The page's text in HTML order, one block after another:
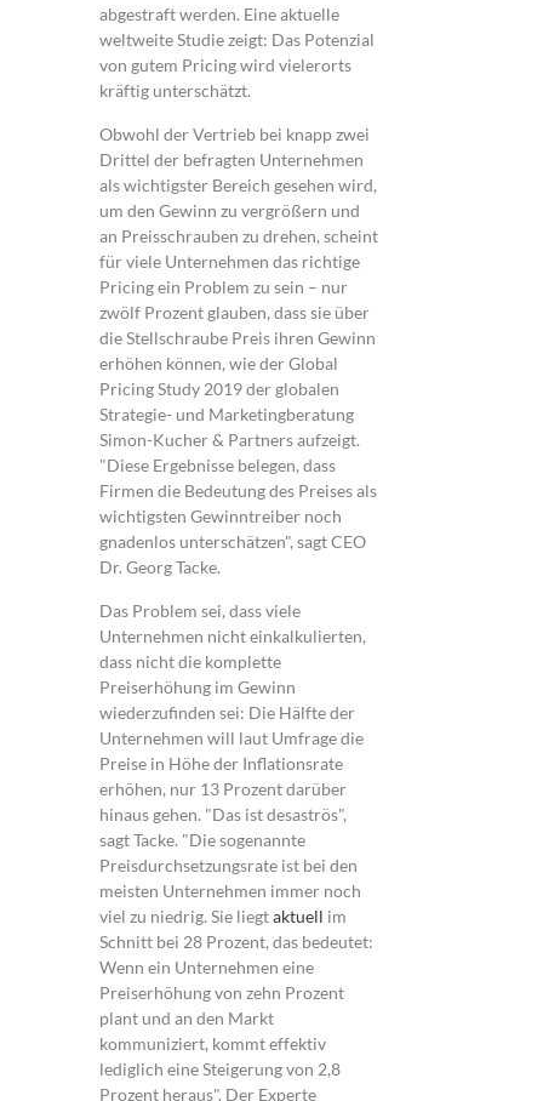
abgestraft werden. Eine aktuelle
weltweite Studie zeigt: Das Potenzial
von gutem Pricing wird vielerorts
kräftig unterschätzt.
Obwohl der Vertrieb bei knapp zwei
Drittel der befragten Unternehmen
als wichtigster Bereich gesehen wird,
um den Gewinn zu vergrößern und
an Preisschrauben zu drehen, scheint
für viele Unternehmen das richtige
Pricing ein Problem zu sein – nur
zwölf Prozent glauben, dass sie über
die Stellschraube Preis ihren Gewinn
erhöhen können, wie der Global
Pricing Study 2019 der globalen
Strategie- und Marketingberatung
Simon-Kucher & Partners aufzeigt.
"Diese Ergebnisse belegen, dass
Firmen die Bedeutung des Preises als
wichtigsten Gewinntreiber noch
gnadenlos unterschätzen", sagt CEO
Dr. Georg Tacke.
Das Problem sei, dass viele
Unternehmen nicht einkalkulierten,
dass nicht die komplette
Preiserhöhung im Gewinn
wiederzufinden sei: Die Hälfte der
Unternehmen will laut Umfrage die
Preise in Höhe der Inflationsrate
erhöhen, nur 13 Prozent darüber
hinaus gehen. "Das ist desaströs",
sagt Tacke. "Die sogenannte
Preisdurchsetzungsrate ist bei den
meisten Unternehmen immer noch
viel zu niedrig. Sie liegtaktuell im
Schnitt bei 28 Prozent, das bedeutet:
Wenn ein Unternehmen eine
Preiserhöhung von zehn Prozent
plant und an den Markt
kommuniziert, kommt effektiv
lediglich eine Steigerung von 2,8
Prozent heraus". Der Experte